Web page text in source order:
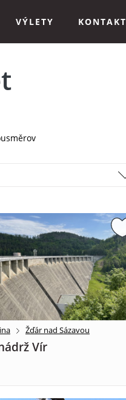
VÝLETY KONTAKT
Žďár nad Sázavou
Vír